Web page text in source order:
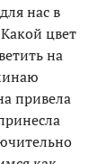
нас в
цвет
на
привела